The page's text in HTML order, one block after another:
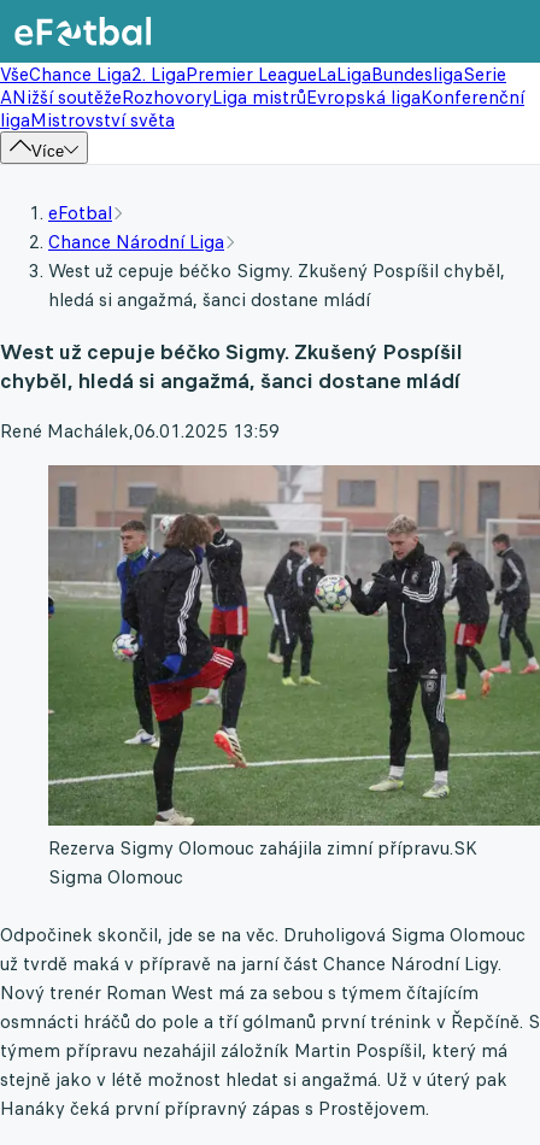
VšeChance Liga2. LigaPremier LeagueLaLigaBundesligaSerie
ANižší soutěžeRozhovoryLiga mistrůEvropská ligaKonferenční
ligaMistrovství světa
Více
eFotbal
Chance Národní Liga
West už cepuje béčko Sigmy. Zkušený Pospíšil chyběl,
hledá si angažmá, šanci dostane mládí
West už cepuje béčko Sigmy. Zkušený Pospíšil
chyběl, hledá si angažmá, šanci dostane mládí
René Machálek,06.01.2025 13:59
Rezerva Sigmy Olomouc zahájila zimní přípravu.SK
Sigma Olomouc
Odpočinek skončil, jde se na věc. Druholigová Sigma Olomouc
už tvrdě maká v přípravě na jarní část Chance Národní Ligy.
Nový trenér Roman West má za sebou s týmem čítajícím
osmnácti hráčů do pole a tří gólmanů první trénink v Řepčíně. S
týmem přípravu nezahájil záložník Martin Pospíšil, který má
stejně jako v létě možnost hledat si angažmá. Už v úterý pak
Hanáky čeká první přípravný zápas s Prostějovem.